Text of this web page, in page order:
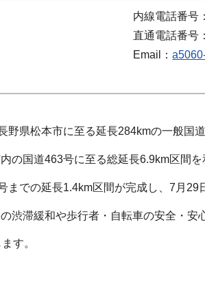
内線電話番号
直通電話番号
Email：
県松本市に至る延長284kmの一般国道
国道463号に至る総延長6.9km区間を
での延長1.4km区間が完成し、7月29
滞緩和や歩行者・自転車の安全・安
す。